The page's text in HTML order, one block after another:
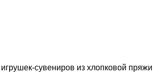
сувениров из хлопковой пряжи